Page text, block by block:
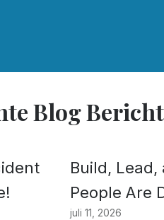
Blog
Build,
People Are
juli 11, 2026